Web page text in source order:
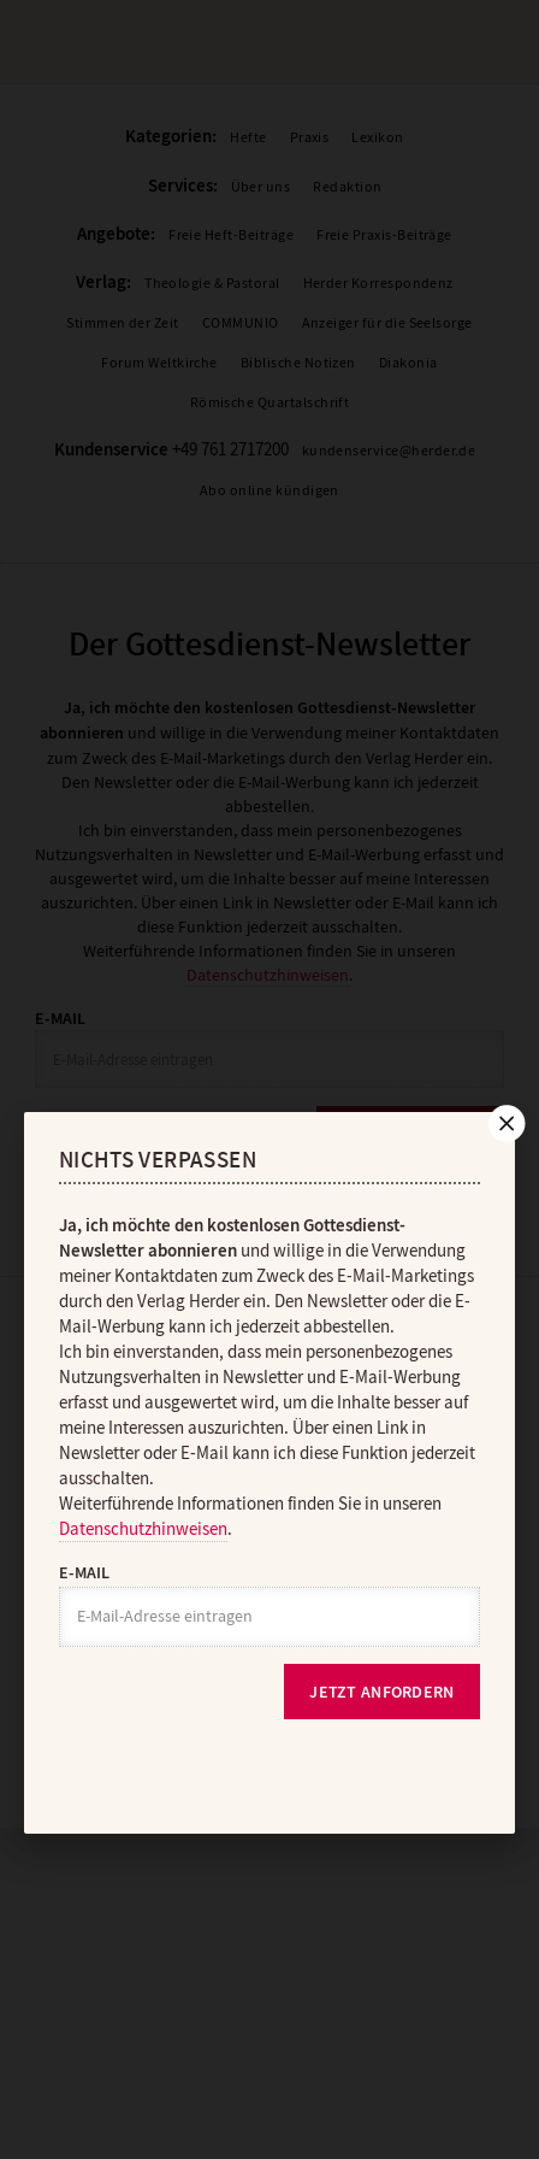
Kategorien: Hefte Praxis Lexikon
Services: Über uns Redaktion
Angebote: Freie Heft-Beiträge Freie Praxis-Beiträge
Verlag: Theologie & Pastoral Herder Korrespondenz
Stimmen der Zeit COMMUNIO Anzeiger für die Seelsorge
Forum Weltkirche Biblische Notizen Diakonia
Römische Quartalschrift
Kundenservice +49 761 2717200 kundenservice@herder.de
Abo online kündigen
Der Gottesdienst-Newsletter
Ja, ich möchte den kostenlosen Gottesdienst-Newsletter
abonnieren und willige in die Verwendung meiner Kontaktdaten
zum Zweck des E-Mail-Marketings durch den Verlag Herder ein.
Den Newsletter oder die E-Mail-Werbung kann ich jederzeit
abbestellen.
Ich bin einverstanden, dass mein personenbezogenes
Nutzungsverhalten in Newsletter und E-Mail-Werbung erfasst und
ausgewertet wird, um die Inhalte besser auf meine Interessen
auszurichten. Über einen Link in Newsletter oder E-Mail kann ich
diese Funktion jederzeit ausschalten.
Weiterführende Informationen finden Sie in unseren
Datenschutzhinweisen.
E-MAIL
AGB und Widerrufsbelehrung Datenschutz Barrierefreiheit
Impressum
Vertrag widerrufen Abo online kündigen
NICHTS VERPASSEN
Ja, ich möchte den kostenlosen Gottesdienst-
Newsletter abonnierenund willige in die Verwendung
meiner Kontaktdaten zum Zweck des E-Mail-Marketings
durch den Verlag Herder ein. Den Newsletter oder die E-
Mail-Werbung kann ich jederzeit abbestellen.
Ich bin einverstanden, dass mein personenbezogenes
Nutzungsverhalten in Newsletter und E-Mail-Werbung
erfasst und ausgewertet wird, um die Inhalte besser auf
meine Interessen auszurichten. Über einen Link in
Newsletter oder E-Mail kann ich diese Funktion jederzeit
ausschalten.
Weiterführende Informationen finden Sie in unseren
Datenschutzhinweisen.
E-MAIL
JETZT ANFORDERN